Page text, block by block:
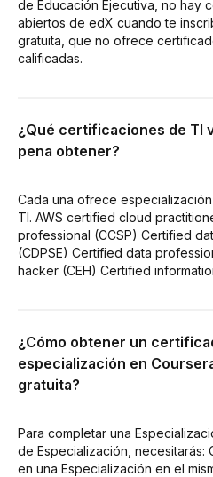
de Educación Ejecutiva, no hay
abiertos de edX cuando te
gratuita, que no ofrece
calificadas.
¿Qué certificaciones de TI
pena obtener?
Cada una ofrece
TI. AWS certified cloud
professional (CCSP) Certified
(CDPSE) Certified data
hacker (CEH) Certified
¿Cómo obtener un
especialización en
gratuita?
Para completar una
de Especialización, necesitarás:
en una Especialización en el